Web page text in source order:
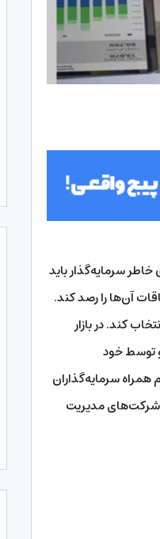
سرمایه‌گذار باید
آن‌ها را رصد کند.
کند. در بازار
توسط خود
همراه سرمایه‌گذاران
مدیریت